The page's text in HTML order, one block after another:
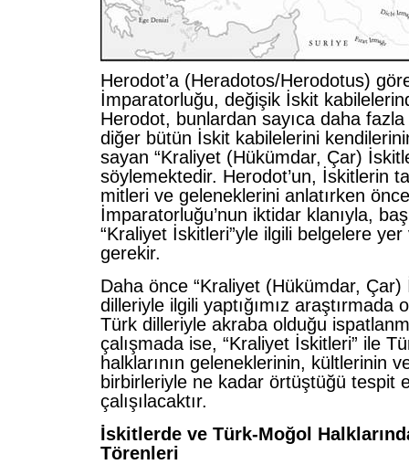
Herodot’a (Heradotos/Herodotus)
İmparatorluğu, değişik İskit
Herodot, bunlardan sayıca daha fazla
diğer bütün İskit kabilelerini
sayan “Kraliyet (Hükümdar, Çar)
söylemektedir. Herodot’un, İskitlerin
mitleri ve geleneklerini anlatırken
İmparatorluğu’nun iktidar klanıyla,
“Kraliyet İskitleri”yle ilgili belgelere
gerekir.
Daha önce “Kraliyet (Hükümdar, Çar)
dilleriyle ilgili yaptığımız araştırmada
Türk dilleriyle akraba olduğu
çalışmada ise, “Kraliyet İskitleri” ile
halklarının geleneklerinin, kültlerinin
birbirleriyle ne kadar örtüştüğü tespit
çalışılacaktır.
İskitlerde ve Türk-Moğol
Törenleri